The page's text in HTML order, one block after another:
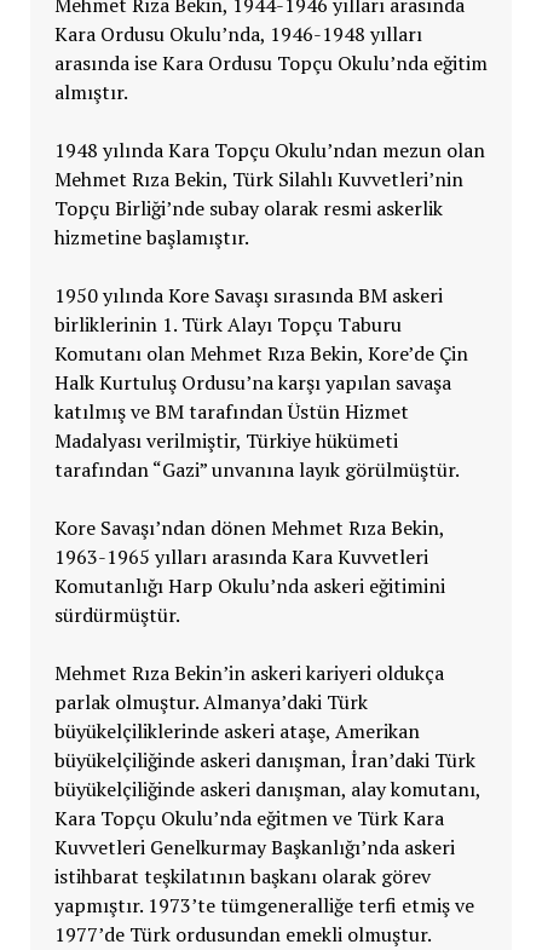
Kara Ordusu Okulu’nda, 1946-1948 yılları
arasında ise Kara Ordusu Topçu Okulu’nda eğitim
almıştır.
1948 yılında Kara Topçu Okulu’ndan mezun olan
Mehmet Rıza Bekin, Türk Silahlı Kuvvetleri’nin
Topçu Birliği’nde subay olarak resmi askerlik
hizmetine başlamıştır.
1950 yılında Kore Savaşı sırasında BM askeri
birliklerinin 1. Türk Alayı Topçu Taburu
Komutanı olan Mehmet Rıza Bekin, Kore’de Çin
Halk Kurtuluş Ordusu’na karşı yapılan savaşa
katılmış ve BM tarafından Üstün Hizmet
Madalyası verilmiştir, Türkiye hükümeti
tarafından “Gazi” unvanına layık görülmüştür.
Kore Savaşı’ndan dönen Mehmet Rıza Bekin,
1963-1965 yılları arasında Kara Kuvvetleri
Komutanlığı Harp Okulu’nda askeri eğitimini
sürdürmüştür.
Mehmet Rıza Bekin’in askeri kariyeri oldukça
parlak olmuştur. Almanya’daki Türk
büyükelçiliklerinde askeri ataşe, Amerikan
büyükelçiliğinde askeri danışman, İran’daki Türk
büyükelçiliğinde askeri danışman, alay komutanı,
Kara Topçu Okulu’nda eğitmen ve Türk Kara
Kuvvetleri Genelkurmay Başkanlığı’nda askeri
istihbarat teşkilatının başkanı olarak görev
yapmıştır. 1973’te tümgeneralliğe terfi etmiş ve
1977’de Türk ordusundan emekli olmuştur.